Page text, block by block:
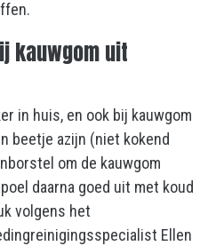
kauwgom uit
in huis, en ook bij kauwgom
beetje azijn (niet kokend
om de kauwgom
daarna goed uit met koud
volgens het
Ellen